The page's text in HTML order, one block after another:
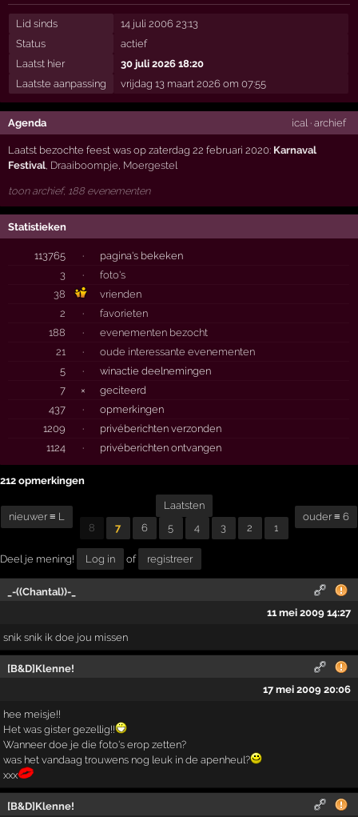
Lid sinds
14 juli 2006 23:13
Status
actief
Laatst hier
30 juli 2026 18:20
Laatste aanpassing
vrijdag 13 maart 2026 om 07:55
Agenda ical · archief
Laatst bezochte feest was op zaterdag 22 februari 2020: Karnaval
Festival, Draaiboompje, Moergestel
toon archief, 188 evenementen
Statistieken
113765 ·
pagina's bekeken
3
·
foto's
38
vrienden
2
·
favorieten
188
·
evenementen bezocht
21
·
oude interessante evenementen
5
·
winactie deelnemingen
7
×
geciteerd
437
·
opmerkingen
1209
·
privéberichten verzonden
1124
· privéberichten ontvangen
212 opmerkingen
nieuwer ≡ L
Laatsten
8
7 6 5 4 3 2 1
ouder ≡ 6
Deel je mening! Log in of registreer
_-((Chantal))-_
11 mei 2009 14:27
snik snik ik doe jou missen
[B&D]Klenne!
17 mei 2009 20:06
hee meisje!!
Het was gister gezellig!!
Wanneer doe je die foto's erop zetten?
was het vandaag trouwens nog leuk in de apenheul?
xxx
[B&D]Klenne!